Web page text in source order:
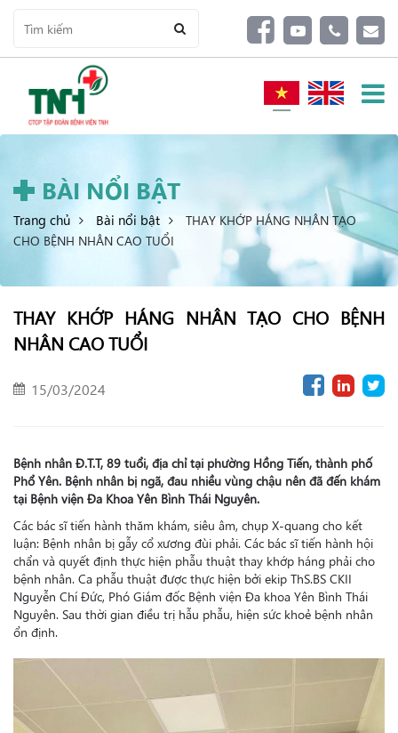
BÀI NỔI BẬT
Trang chủ Bài nổi bật
THAY KHỚP HÁNG NHÂN TẠO
CHO BỆNH NHÂN CAO TUỔI
THAY KHỚP HÁNG NHÂN TẠO CHO BỆNH
NHÂN CAO TUỔI
15/03/2024
Bệnh nhân Đ.T.T, 89 tuổi, địa chỉ tại phường Hồng Tiến, thành phố
Phổ Yên. Bệnh nhân bị ngã, đau nhiều vùng chậu nên đã đến khám
tại Bệnh viện Đa Khoa Yên Bình Thái Nguyên.
Các bác sĩ tiến hành thăm khám, siêu âm, chụp X-quang cho kết
luận: Bệnh nhân bị gẫy cổ xương đùi phải. Các bác sĩ tiến hành hội
chẩn và quyết định thực hiện phẫu thuật thay khớp háng phải cho
bệnh nhân. Ca phẫu thuật được thực hiện bởi ekip ThS.BS CKII
Nguyễn Chí Đức, Phó Giám đốc Bệnh viện Đa khoa Yên Bình Thái
Nguyên. Sau thời gian điều trị hẫu phẫu, hiện sức khoẻ bệnh nhân
ổn định.